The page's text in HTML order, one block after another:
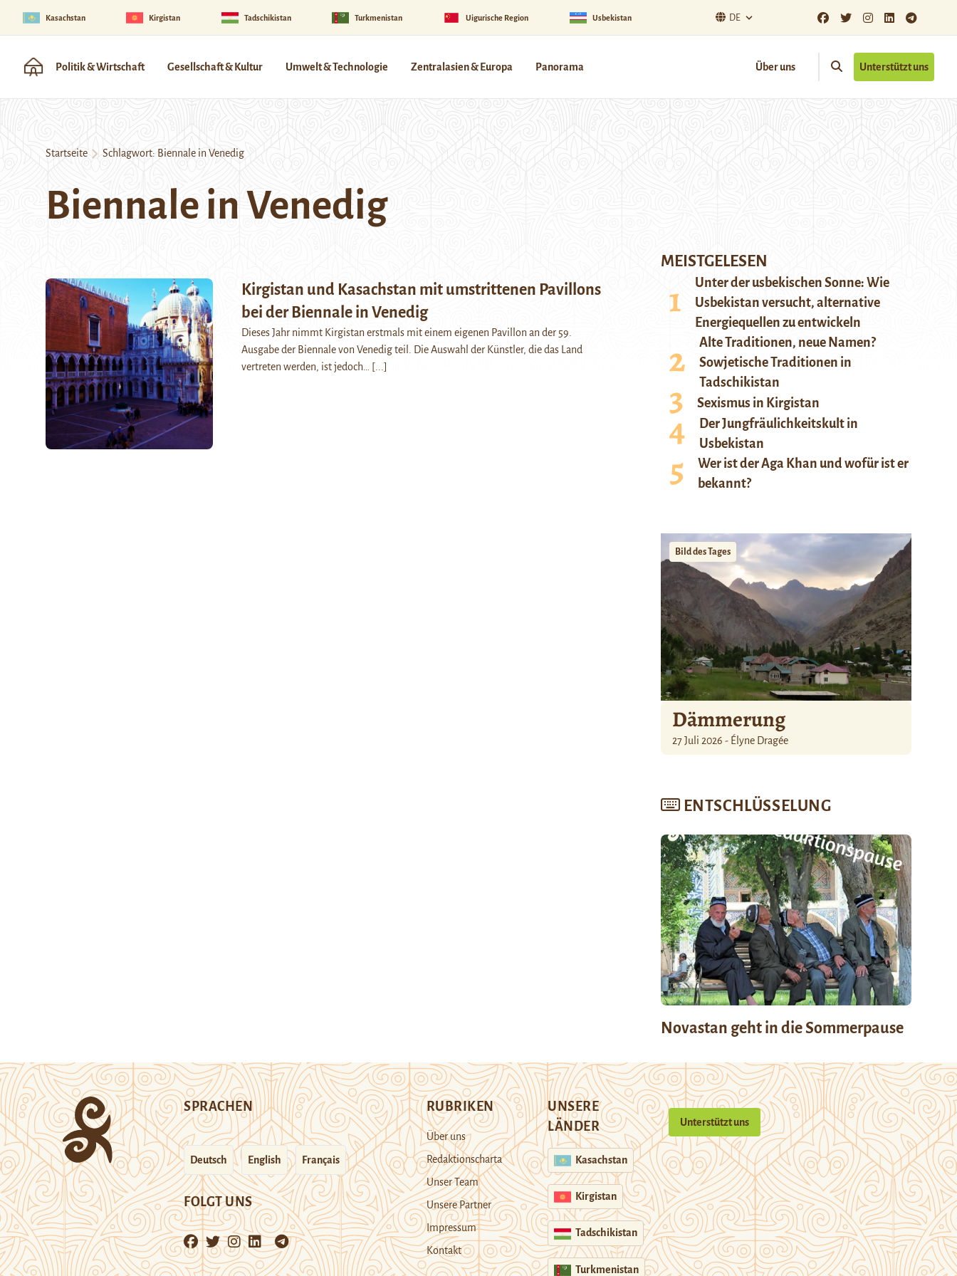
Kasachstan Kirgistan Tadschikistan Turkmenistan Uigurische Region Usbekistan DE
Politik & Wirtschaft Gesellschaft & Kultur Umwelt & Technologie Zentralasien & Europa Panorama Über uns Unterstützt uns
Startseite Schlagwort: Biennale in Venedig
Biennale in Venedig
Kirgistan und Kasachstan mit umstrittenen Pavillons
bei der Biennale in Venedig
Dieses Jahr nimmt Kirgistan erstmals mit einem eigenen Pavillon an der 59.
Ausgabe der Biennale von Venedig teil. Die Auswahl der Künstler, die das Land
vertreten werden, ist jedoch…
[...]
MEISTGELESEN
Unter der usbekischen Sonne: Wie
Usbekistan versucht, alternative
Energiequellen zu entwickeln
Alte Traditionen, neue Namen?
Sowjetische Traditionen in
Tadschikistan
Sexismus in Kirgistan
Der Jungfräulichkeitskult in
Usbekistan
Wer ist der Aga Khan und wofür ist er
bekannt?
Bild des Tages
Dämmerung
27 Juli 2026 - Élyne Dragée
ENTSCHLÜSSELUNG
Novastan geht in die Sommerpause
SPRACHEN
Deutsch English Français
FOLGT UNS
RUBRIKEN
Über uns
Redaktionscharta
Unser Team
Unsere Partner
Impressum
Kontakt
UNSERE
LÄNDER
Kasachstan
Kirgistan
Tadschikistan
Turkmenistan
Unterstützt uns